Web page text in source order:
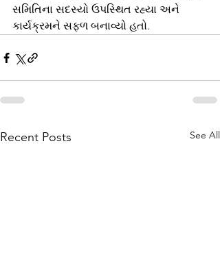
સમિતિના સદસ્યો ઉપસ્થિત રહ્યા અને
કાર્યક્રમને સફળ બનાવ્યો હતો.
Recent Posts See All